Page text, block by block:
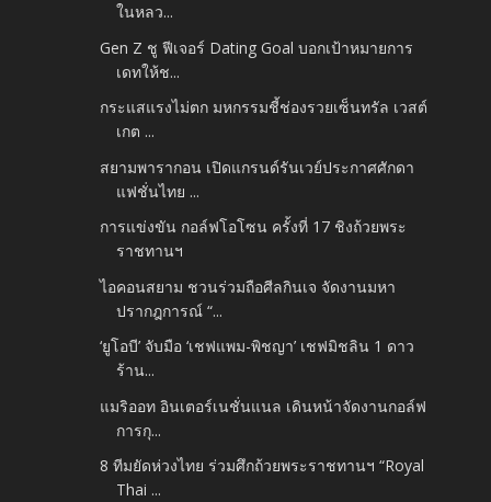
ในหลว...
Gen Z ชู ฟีเจอร์ Dating Goal บอกเป้าหมายการ
เดทให้ช...
กระแสแรงไม่ตก มหกรรมชี้ช่องรวยเซ็นทรัล เวสต์
เกต ...
สยามพารากอน เปิดแกรนด์รันเวย์ประกาศศักดา
แฟชั่นไทย ...
การแข่งขัน กอล์ฟโอโซน ครั้งที่ 17 ชิงถ้วยพระ
ราชทานฯ
ไอคอนสยาม ชวนร่วมถือศีลกินเจ จัดงานมหา
ปรากฎการณ์ “...
‘ยูโอบี’ จับมือ ‘เชฟแพม-พิชญา’ เชฟมิชลิน 1 ดาว
ร้าน...
แมริออท อินเตอร์เนชั่นแนล เดินหน้าจัดงานกอล์ฟ
การกุ...
8 ทีมยัดห่วงไทย ร่วมศึกถ้วยพระราชทานฯ “Royal
Thai ...